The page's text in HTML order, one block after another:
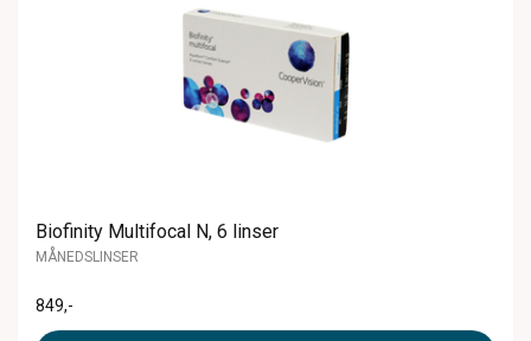
Biofinity Multifocal N, 6 linser
MÅNEDSLINSER
849,-